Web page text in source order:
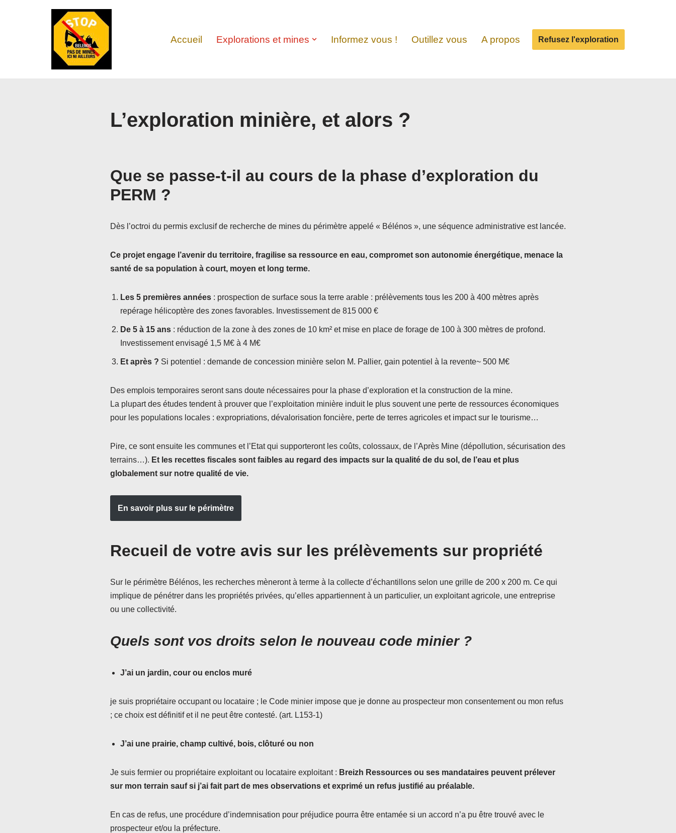
Accueil Explorations et mines Informez vous ! Outillez vous A propos Refusez l'exploration
L’exploration minière, et alors ?
Que se passe-t-il au cours de la phase d’exploration du
PERM ?
Dès l’octroi du permis exclusif de recherche de mines du périmètre appelé « Bélénos », une séquence administrative est lancée.
Ce projet engage l’avenir du territoire, fragilise sa ressource en eau, compromet son autonomie énergétique, menace la
santé de sa population à court, moyen et long terme.
Les 5 premières années : prospection de surface sous la terre arable : prélèvements tous les 200 à 400 mètres après
repérage hélicoptère des zones favorables. Investissement de 815 000 €
De 5 à 15 ans : réduction de la zone à des zones de 10 km² et mise en place de forage de 100 à 300 mètres de profond.
Investissement envisagé 1,5 M€ à 4 M€
Et après ? Si potentiel : demande de concession minière selon M. Pallier, gain potentiel à la revente~ 500 M€
Des emplois temporaires seront sans doute nécessaires pour la phase d’exploration et la construction de la mine.
La plupart des études tendent à prouver que l’exploitation minière induit le plus souvent une perte de ressources économiques
pour les populations locales : expropriations, dévalorisation foncière, perte de terres agricoles et impact sur le tourisme…
Pire, ce sont ensuite les communes et l’Etat qui supporteront les coûts, colossaux, de l’Après Mine (dépollution, sécurisation des
terrains…). Et les recettes fiscales sont faibles au regard des impacts sur la qualité de du sol, de l’eau et plus
globalement sur notre qualité de vie.
En savoir plus sur le périmètre
Recueil de votre avis sur les prélèvements sur propriété
Sur le périmètre Bélénos, les recherches mèneront à terme à la collecte d’échantillons selon une grille de 200 x 200 m. Ce qui
implique de pénétrer dans les propriétés privées, qu’elles appartiennent à un particulier, un exploitant agricole, une entreprise
ou une collectivité.
Quels sont vos droits selon le nouveau code minier ?
J’ai un jardin, cour ou enclos muré
je suis propriétaire occupant ou locataire ; le Code minier impose que je donne au prospecteur mon consentement ou mon refus
; ce choix est définitif et il ne peut être contesté. (art. L153-1)
J’ai une prairie, champ cultivé, bois, clôturé ou non
Je suis fermier ou propriétaire exploitant ou locataire exploitant : Breizh Ressources ou ses mandataires peuvent prélever
sur mon terrain sauf si j’ai fait part de mes observations et exprimé un refus justifié au préalable.
En cas de refus, une procédure d’indemnisation pour préjudice pourra être entamée si un accord n’a pu être trouvé avec le
prospecteur et/ou la préfecture.